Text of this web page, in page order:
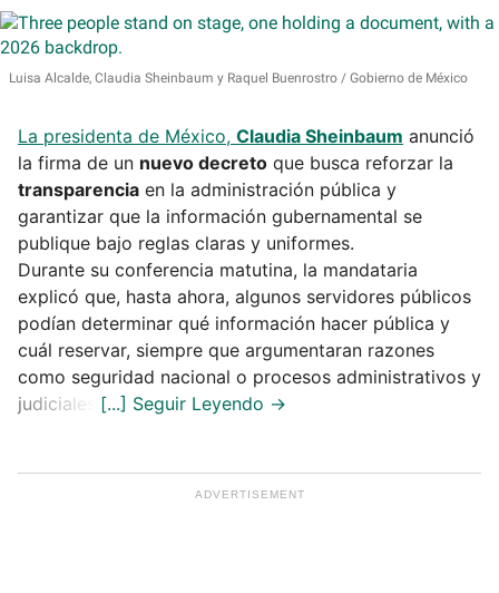
Luisa Alcalde, Claudia Sheinbaum y Raquel Buenrostro Gobierno de México
La presidenta de México, Claudia Sheinbaum anunció
la firma de un nuevo decreto que busca reforzar la
transparencia en la administración pública y
garantizar que la información gubernamental se
publique bajo reglas claras y uniformes.
Durante su conferencia matutina, la mandataria
explicó que, hasta ahora, algunos servidores públicos
podían determinar qué información hacer pública y
cuál reservar, siempre que argumentaran razones
como seguridad nacional o procesos administrativos y
judiciales.